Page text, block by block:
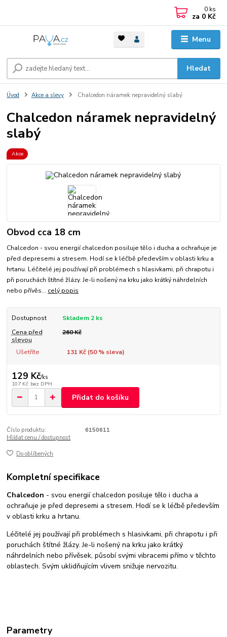
Menu
Hledat
0 ks
za 0 Kč
Úvod Akce a slevy Chalcedon náramek nepravidelný slabý
Chalcedon náramek nepravidelný
slabý
Akce
Obvod cca 18 cm
Chalcedon - svou energií chalcedon posiluje tělo i ducha a ochraňuje je
před depresemi a stresem. Hodí se k léčbě především v oblasti krku a
hrtanu. Léčitelé jej používají při problémech s hlasivkami, při chrapotu i
při poruchách štítné žlázy. Je-li nošený na krku jako krátký náhrdelních
nebo přívěs... celý popis
Dostupnost
Skladem 2 ks
Cena před
slevou
260 Kč
Ušetříte 131 Kč (50% sleva)
129 Kč/ks
107 Kč bez DPH
Přidat do košíku
Číslo produktu:
6150611
Hlídat cenu / dostupnost
Do oblíbených
Kompletní specifikace
Chalcedon - svou energií chalcedon posiluje tělo i ducha a
ochraňuje je před depresemi a stresem. Hodí se k léčbě především
v oblasti krku a hrtanu.
Léčitelé jej používají při problémech s hlasivkami, při chrapotu i při
poruchách štítné žlázy. Je-li nošený na krku jako krátký
náhrdelních nebo přívěsek, působí svými vibracemi přímo v těchto
oblastech. Svým uklidňujícím vlivem snižuje nervozitu.
Parametry